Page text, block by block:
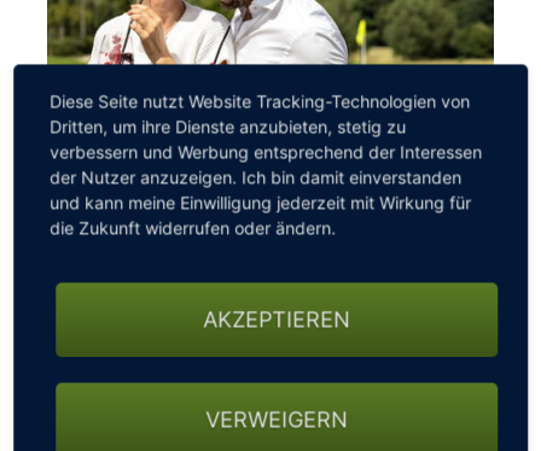
MALLORCA GOLFWOCHE
GOLF NEWS
Erleben Sie eine entspannte Auszeit voller Genuss,
Golf und besonderer Momente im Castanea Resort
mit kulinarischen Highlights und einem exklusiven
Gin-Tasting.
Freuen Sie sich auf:
• ab 2 Übernachtungen in der gebuchten
Diese Seite nutzt Website Tracking-Technologien von
Dritten, um ihre Dienste anzubieten, stetig zu
verbessern und Werbung entsprechend der Interessen
der Nutzer anzuzeigen. Ich bin damit einverstanden
und kann meine Einwilligung jederzeit mit Wirkung für
die Zukunft widerrufen oder ändern.
AKZEPTIEREN
VERWEIGERN